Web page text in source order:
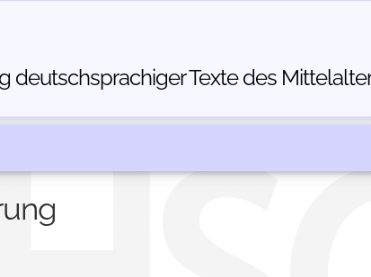
deutschsprachiger Texte des